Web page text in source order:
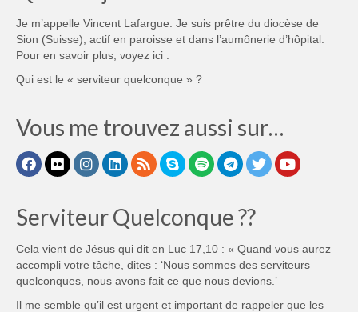
Je m’appelle Vincent Lafargue. Je suis prêtre du diocèse de
Sion (Suisse), actif en paroisse et dans l’aumônerie d’hôpital.
Pour en savoir plus, voyez ici :
Qui est le « serviteur quelconque » ?
Vous me trouvez aussi sur…
Serviteur Quelconque ??
Cela vient de Jésus qui dit en Luc 17,10 : « Quand vous aurez
accompli votre tâche, dites : ‘Nous sommes des serviteurs
quelconques, nous avons fait ce que nous devions.’
Il me semble qu’il est urgent et important de rappeler que les